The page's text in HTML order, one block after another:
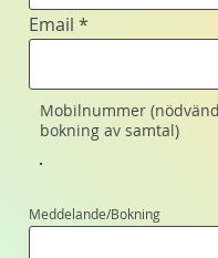
Email
Mobilnummer
bokning av samtal)
Meddelande/Bokning